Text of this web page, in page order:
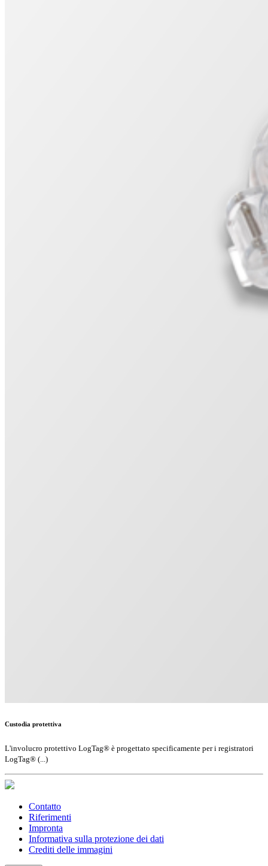
Custodia protettiva
L'involucro protettivo LogTag® è progettato specificamente per i registratori
LogTag® (...)
Contatto
Riferimenti
Impronta
Informativa sulla protezione dei dati
Crediti delle immagini